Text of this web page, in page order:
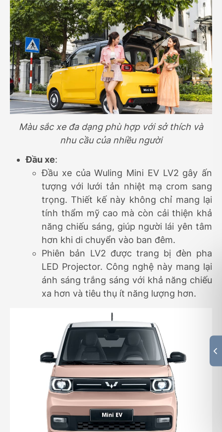
Màu sắc xe đa dạng phù hợp với sở thích và
nhu cầu của nhiều người
Đầu xe:
Đầu xe của Wuling Mini EV LV2 gây ấn
tượng với lưới tản nhiệt mạ crom sang
trọng. Thiết kế này không chỉ mang lại
tính thẩm mỹ cao mà còn cải thiện khả
năng chiếu sáng, giúp người lái yên tâm
hơn khi di chuyển vào ban đêm.
Phiên bản LV2 được trang bị đèn pha
LED Projector. Công nghệ này mang lại
ánh sáng trắng sáng với khả năng chiếu
xa hơn và tiêu thụ ít năng lượng hơn.